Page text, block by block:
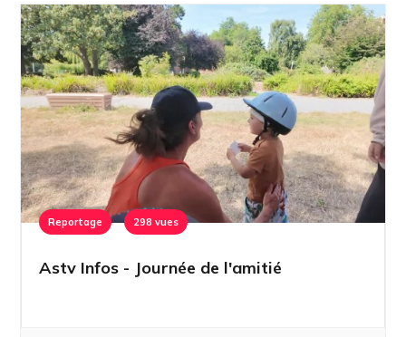
Reportage 298 vues
Astv Infos - Journée de l'amitié